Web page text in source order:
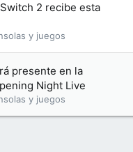
2 recibe esta
y juegos
presente en la
Night Live
y juegos